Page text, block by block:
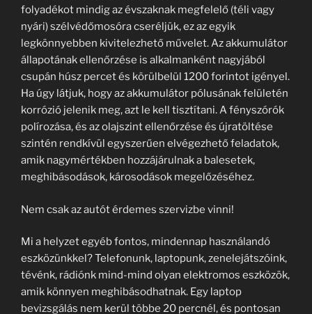
folyadékot mindig az évszaknak megfelelő (téli vagy
nyári) szélvédőmosóra cseréljük, ez az egyik
legkönnyebben kivitelezhető művelet. Az akkumulátor
állapotának ellenőrzése is alkalmanként nagyjából
csupán húsz percet és körülbelül 1200 forintot igényel.
Ha úgy látjuk, hogy az akkumulátor pólusának felületén
korrózió jelenik meg, azt le kell tisztítani. A fényszórók
polírozása, és az olajszint ellenőrzése és újratöltése
szintén rendkívül egyszerűen elvégezhető feladatok,
amik nagymértékben hozzájárulnak a balesetek,
meghibásodások, károsodások megelőzéséhez.
Nem csak az autót érdemes szervizbe vinni!
Mi a helyzet egyéb fontos, mindennap használandó
eszközünkkel? Telefonunk, laptopunk, zenelejátszóink,
tévénk, rádiónk mind-mind olyan elektromos eszközök,
amik könnyen meghibásodhatnak. Egy laptop
bevizsgálás nem kerül többe 20 percnél, és pontosan